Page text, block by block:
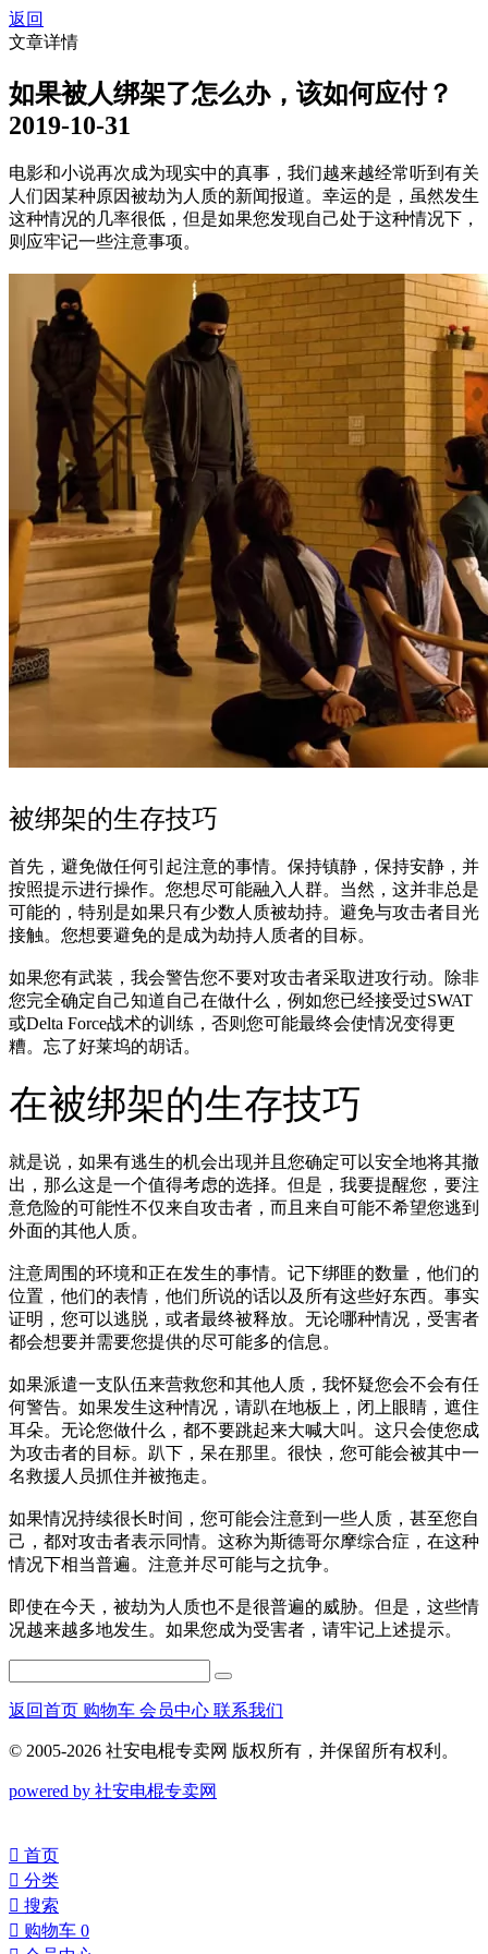
返回
文章详情
如果被人绑架了怎么办，该如何应付？
2019-10-31
电影和小说再次成为现实中的真事，我们越来越经常听到有关
人们因某种原因被劫为人质的新闻报道。幸运的是，虽然发生
这种情况的几率很低，但是如果您发现自己处于这种情况下，
则应牢记一些注意事项。
被绑架的生存技巧
首先，避免做任何引起注意的事情。保持镇静，保持安静，并
按照提示进行操作。您想尽可能融入人群。当然，这并非总是
可能的，特别是如果只有少数人质被劫持。避免与攻击者目光
接触。您想要避免的是成为劫持人质者的目标。
如果您有武装，我会警告您不要对攻击者采取进攻行动。除非
您完全确定自己知道自己在做什么，例如您已经接受过SWAT
或Delta Force战术的训练，否则您可能最终会使情况变得更
糟。忘了好莱坞的胡话。
在被绑架的生存技巧
就是说，如果有逃生的机会出现并且您确定可以安全地将其撤
出，那么这是一个值得考虑的选择。但是，我要提醒您，要注
意危险的可能性不仅来自攻击者，而且来自可能不希望您逃到
外面的其他人质。
注意周围的环境和正在发生的事情。记下绑匪的数量，他们的
位置，他们的表情，他们所说的话以及所有这些好东西。事实
证明，您可以逃脱，或者最终被释放。无论哪种情况，受害者
都会想要并需要您提供的尽可能多的信息。
如果派遣一支队伍来营救您和其他人质，我怀疑您会不会有任
何警告。如果发生这种情况，请趴在地板上，闭上眼睛，遮住
耳朵。无论您做什么，都不要跳起来大喊大叫。这只会使您成
为攻击者的目标。趴下，呆在那里。很快，您可能会被其中一
名救援人员抓住并被拖走。
如果情况持续很长时间，您可能会注意到一些人质，甚至您自
己，都对攻击者表示同情。这称为斯德哥尔摩综合症，在这种
情况下相当普遍。注意并尽可能与之抗争。
即使在今天，被劫为人质也不是很普遍的威胁。但是，这些情
况越来越多地发生。如果您成为受害者，请牢记上述提示。
返回首页 购物车 会员中心 联系我们
© 2005-2026 社安电棍专卖网 版权所有，并保留所有权利。
powered by 社安电棍专卖网
󰀁 首页
󰀂 分类
󰀃 搜索
󰀄 购物车 0